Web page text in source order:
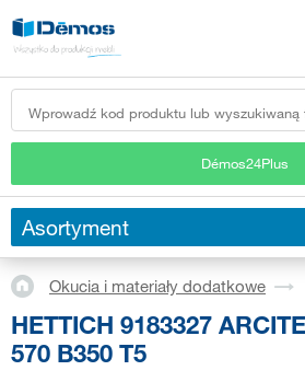
Démos24Plus
Asortyment
Okucia i materiały dodatkowe
HETTICH 9183327
570 B350 T5